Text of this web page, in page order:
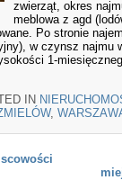
zwierząt, okres
meblowa z agd
Po stronie
w czynsz
1-
IN
,